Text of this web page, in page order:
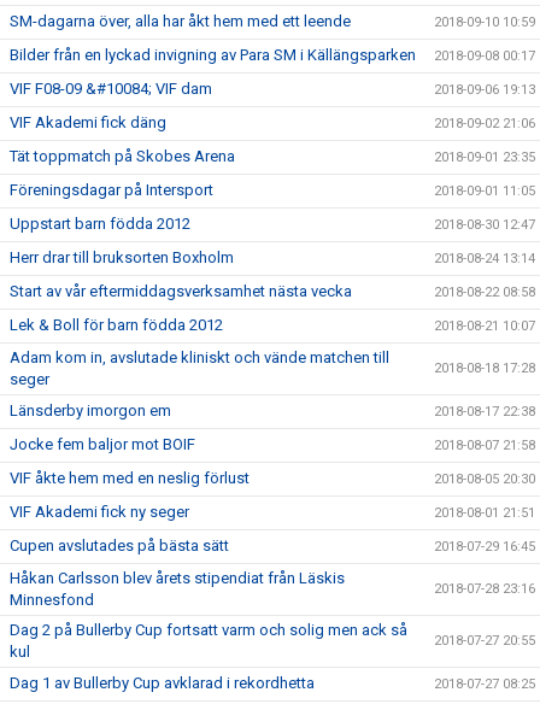
SM-dagarna över, alla har åkt hem med ett leende 2018-09-10 10:59
Bilder från en lyckad invigning av Para SM i Källängsparken 2018-09-08 00:17
VIF F08-09 &#10084; VIF dam 2018-09-06 19:13
VIF Akademi fick däng 2018-09-02 21:06
Tät toppmatch på Skobes Arena 2018-09-01 23:35
Föreningsdagar på Intersport 2018-09-01 11:05
Uppstart barn födda 2012 2018-08-30 12:47
Herr drar till bruksorten Boxholm 2018-08-24 13:14
Start av vår eftermiddagsverksamhet nästa vecka 2018-08-22 08:58
Lek & Boll för barn födda 2012 2018-08-21 10:07
Adam kom in, avslutade kliniskt och vände matchen till
seger
2018-08-18 17:28
Länsderby imorgon em 2018-08-17 22:38
Jocke fem baljor mot BOIF 2018-08-07 21:58
VIF åkte hem med en neslig förlust 2018-08-05 20:30
VIF Akademi fick ny seger 2018-08-01 21:51
Cupen avslutades på bästa sätt 2018-07-29 16:45
Håkan Carlsson blev årets stipendiat från Läskis
Minnesfond
2018-07-28 23:16
Dag 2 på Bullerby Cup fortsatt varm och solig men ack så
kul
2018-07-27 20:55
Dag 1 av Bullerby Cup avklarad i rekordhetta 2018-07-27 08:25